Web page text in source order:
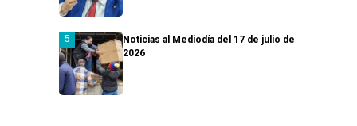
Noticias al Mediodía del 17 de julio de
2026